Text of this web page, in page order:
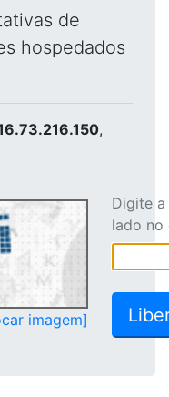
de
hospedados
,
imagem]
Digite
lado no